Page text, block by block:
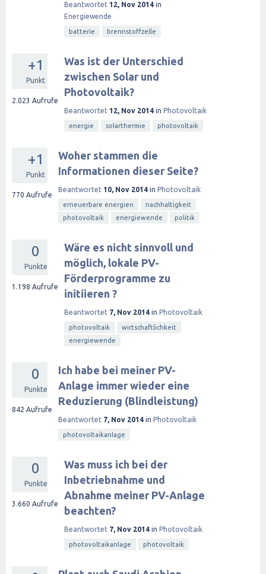
Beantwortet 12, Nov 2014 in
Energiewende
batterie brennstoffzelle
+1
Punkt
2.023 Aufrufe
Was ist der Unterschied
zwischen Solar und
Photovoltaik?
Beantwortet 12, Nov 2014 in Photovoltaik
energie solarthermie photovoltaik
+1
Punkt
770 Aufrufe
Woher stammen die
Informationen dieser Seite?
Beantwortet 10, Nov 2014 in Photovoltaik
erneuerbare energien
nachhaltigkeit
photovoltaik
energiewende politik
0
Punkte
1.198 Aufrufe
Wäre es nicht sinnvoll und
möglich, lokale PV-
Förderprogramme zu
initiieren ?
Beantwortet 7, Nov 2014 in Photovoltaik
photovoltaik
wirtschaftlichkeit
energiewende
0
Punkte
842 Aufrufe
Ich habe bei meiner PV-
Anlage immer wieder eine
Reduzierung (Blindleistung)
Beantwortet 7, Nov 2014 in Photovoltaik
photovoltaikanlage
0
Punkte
3.660 Aufrufe
Was muss ich bei der
Inbetriebnahme und
Abnahme meiner PV-Anlage
beachten?
Beantwortet 7, Nov 2014 in Photovoltaik
photovoltaikanlage photovoltaik